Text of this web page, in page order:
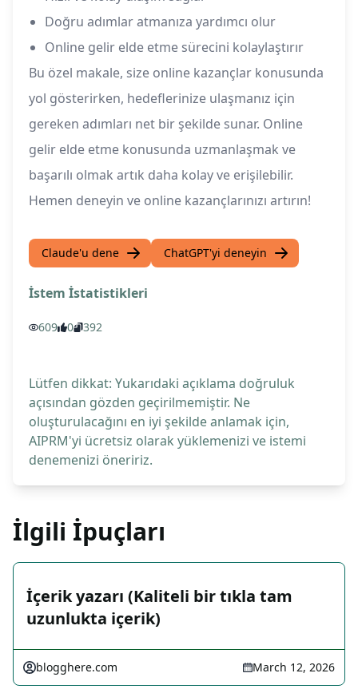
Doğru adımlar atmanıza yardımcı olur
Online gelir elde etme sürecini kolaylaştırır
Bu özel makale, size online kazançlar konusunda
yol gösterirken, hedeflerinize ulaşmanız için
gereken adımları net bir şekilde sunar. Online
gelir elde etme konusunda uzmanlaşmak ve
başarılı olmak artık daha kolay ve erişilebilir.
Hemen deneyin ve online kazançlarınızı artırın!
Claude'u dene ChatGPT'yi deneyin
İstem İstatistikleri
609 0 392
Lütfen dikkat: Yukarıdaki açıklama doğruluk
açısından gözden geçirilmemiştir. Ne
oluşturulacağını en iyi şekilde anlamak için,
AIPRM'yi ücretsiz olarak yüklemenizi ve istemi
denemenizi öneririz.
İlgili İpuçları
İçerik yazarı (Kaliteli bir tıkla tam
uzunlukta içerik)
blogghere.com March 12, 2026